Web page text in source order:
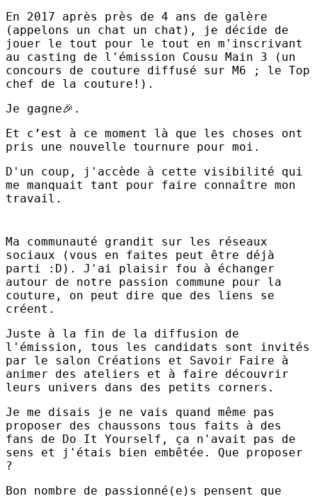
En 2017 après près de 4 ans de galère
(appelons un chat un chat), je décide de
jouer le tout pour le tout en m'inscrivant
au casting de l'émission Cousu Main 3 (un
concours de couture diffusé sur M6 ; le Top
chef de la couture!).
Je gagne🎉.
Et c’est à ce moment là que les choses ont
pris une nouvelle tournure pour moi.
D'un coup, j'accède à cette visibilité qui
me manquait tant pour faire connaître mon
travail.
Ma communauté grandit sur les réseaux
sociaux (vous en faites peut être déjà
parti :D). J'ai plaisir fou à échanger
autour de notre passion commune pour la
couture, on peut dire que des liens se
créent.
Juste à la fin de la diffusion de
l'émission, tous les candidats sont invités
par le salon Créations et Savoir Faire à
animer des ateliers et à faire découvrir
leurs univers dans des petits corners.
Je me disais je ne vais quand même pas
proposer des chaussons tous faits à des
fans de Do It Yourself, ça n'avait pas de
sens et j'étais bien embêtée. Que proposer
?
Bon nombre de passionné(e)s pensent que